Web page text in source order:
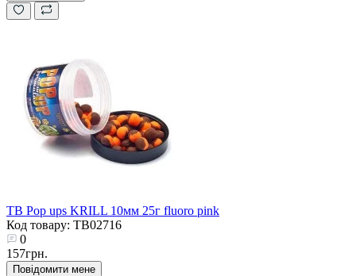
TB Pop ups KRILL 10мм 25г fluoro pink
Код товару: TB02716
0
157грн.
Повідомити мене